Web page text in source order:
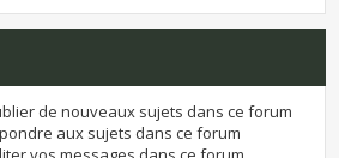
de nouveaux sujets dans ce forum
aux sujets dans ce forum